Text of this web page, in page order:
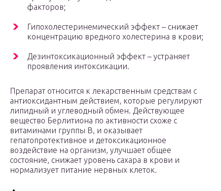
факторов;
Гипохолестеринемический эффект – снижает
концентрацию вредного холестерина в крови;
Дезинтоксикационный эффект – устраняет
проявления интоксикации.
Препарат относится к лекарственным средствам с
антиоксидантным действием, которые регулируют
липидный и углеводный обмен. Действующее
вещество Берлитиона по активности схоже с
витаминами группы В, и оказывает
гепатопротективное и детоксикационное
воздействие на организм, улучшает общее
состояние, снижает уровень сахара в крови и
нормализует питание нервных клеток.